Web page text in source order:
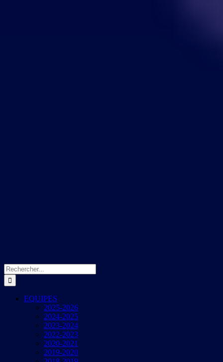
Rechercher:
EQUIPES
2025-2026
2024-2025
2023-2024
2022-2023
2020-2021
2019-2020